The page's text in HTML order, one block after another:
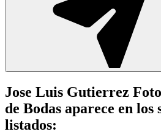
Jose Luis Gutierrez
de Bodas aparece en los
listados: